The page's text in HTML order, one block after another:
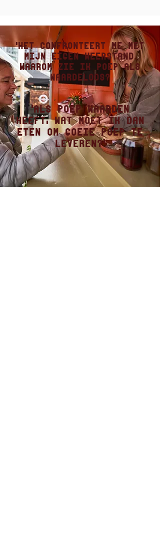
'het confronteert me met
mijn eigen weerstand.
Waarom zie ik poep als
waardeloos?
'Als poep waarden
heeft, wat moet ik dan
eten om goeie poep te
leveren?'